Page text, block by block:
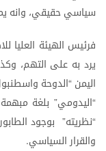
سياسيحقيقي، وانه
فرئيس الهيئة العليا
يرد به على التهم،
اليمن “الدوحة
“اليدومي” بلغة مبهمة
“نظريته” بوجود
والقرارالسياسي.